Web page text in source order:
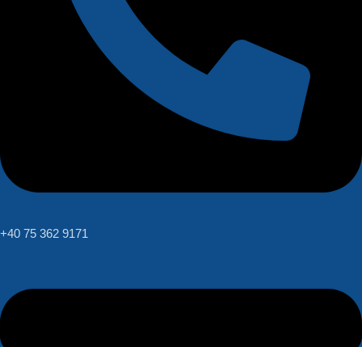
+40 75 362 9171